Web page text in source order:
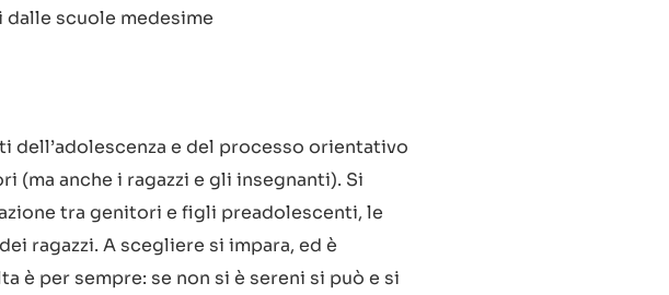
scuole medesime
dell’adolescenza e del processo orientativo
anche i ragazzi e gli insegnanti). Si
tra genitori e figli preadolescenti, le
ragazzi. A scegliere si impara, ed è
è per sempre: se non si è sereni si può e si